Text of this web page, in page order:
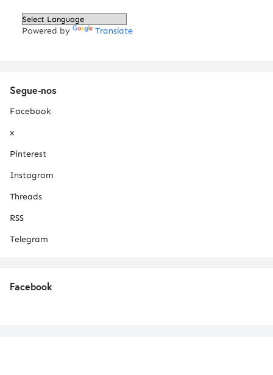
Powered by Translate
Segue-nos
Facebook
x
Pinterest
Instagram
Threads
RSS
Telegram
Facebook